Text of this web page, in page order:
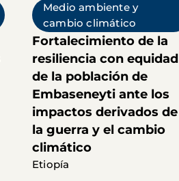
Medio ambiente y
cambio climático
Fortalecimiento de la
resiliencia con equidad
de la población de
Embaseneyti ante los
impactos derivados de
la guerra y el cambio
climático
Etiopía